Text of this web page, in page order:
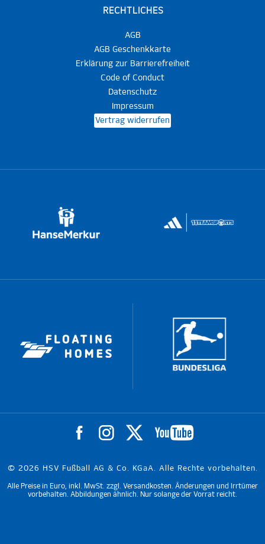
RECHTLICHES
AGB
AGB Geschenkkarte
Erklärung zur Barrierefreiheit
Code of Conduct
Datenschutz
Impressum
Vertrag widerrufen
© 2026 HSV Fußball AG & Co. KGaA. Alle Rechte vorbehalten.
Alle Preise in Euro, inkl. MwSt. zzgl. Versandkosten. Änderungen und Irrtümer
vorbehalten. Abbildungen ähnlich. Nur solange der Vorrat reicht.